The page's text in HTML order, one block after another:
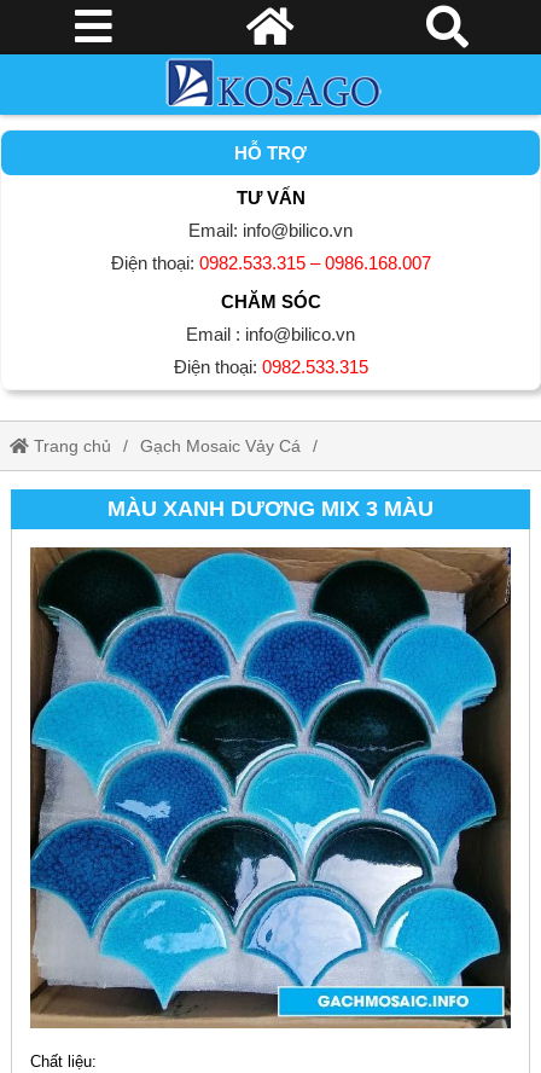
HỖ TRỢ
TƯ VẤN
Email: info@bilico.vn
Điện thoại: 0982.533.315 – 0986.168.007
CHĂM SÓC
Email : info@bilico.vn
Điện thoại: 0982.533.315
Trang chủ Gạch Mosaic Vảy Cá
Màu xanh dương mix 3 màu
MÀU XANH DƯƠNG MIX 3 MÀU
Chất liệu: